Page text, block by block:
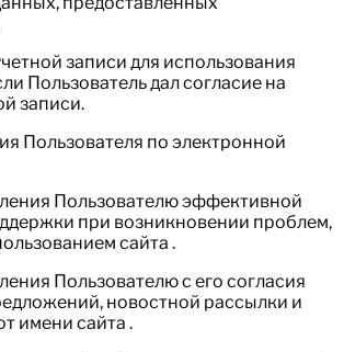
записи для использования
Пользователь дал согласие на
записи.
Пользователя по электронной
Пользователю эффективной
при возникновении проблем,
сайта .
Пользователю с его согласия
новостной рассылки и
имени сайта .